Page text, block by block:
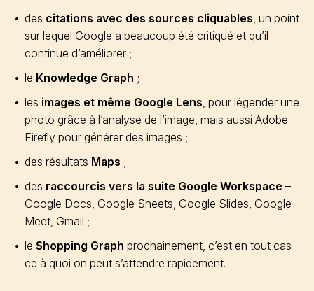
des citations avec des sources cliquables, un point
sur lequel Google a beaucoup été critiqué et qu’il
continue d’améliorer ;
le Knowledge Graph ;
les images et même Google Lens, pour légender une
photo grâce à l’analyse de l’image, mais aussi Adobe
Firefly pour générer des images ;
des résultats Maps ;
des raccourcis vers la suite Google Workspace –
Google Docs, Google Sheets, Google Slides, Google
Meet, Gmail ;
le Shopping Graph prochainement, c’est en tout cas
ce à quoi on peut s’attendre rapidement.